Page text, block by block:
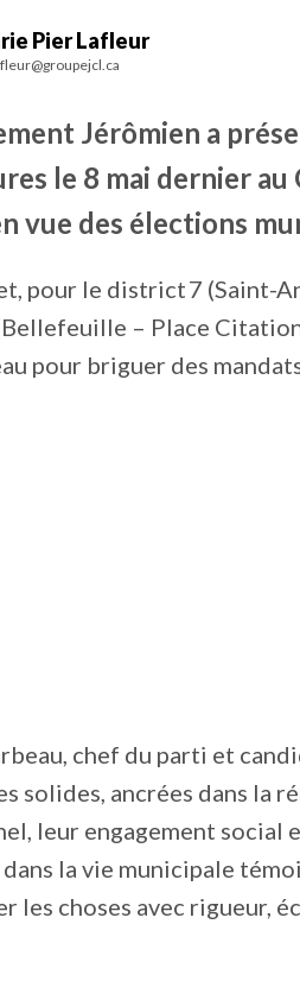
Pier Lafleur
Jérômien a
le 8 mai dernier
vue des élections
pour le district 7 (Saint-
– Place
pour briguer des
chef du parti et
solides, ancrées dans la
leur engagement social
la vie municipale
les choses avec rigueur,